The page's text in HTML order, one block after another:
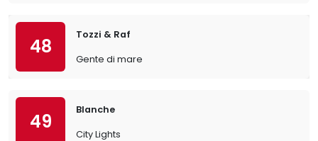
48
Tozzi & Raf
Gente di mare
49
Blanche
City Lights